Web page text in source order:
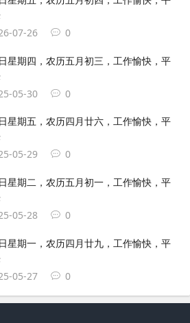
07-26
0
星期四，农历五月初三，工作愉快，平
05-30
0
星期五，农历四月廿六，工作愉快，平
05-29
0
星期二，农历五月初一，工作愉快，平
05-28
0
星期一，农历四月廿九，工作愉快，平
05-27
0